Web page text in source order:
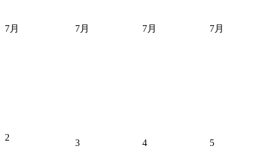
7月 7月 7月 7月
2
3 4 5